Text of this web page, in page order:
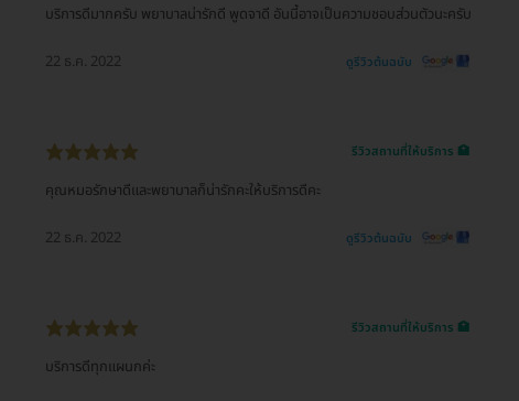
บริการดีมากครับ พยาบาลน่ารักดี พูดจาดี อันนี้อาจเป็นความชอบส่วนตัวนะครับ
22 ธ.ค. 2022 ดูรีวิวต้นฉบับ
รีวิวสถานที่ให้บริการ 🏥
คุณหมอรักษาดีและพยาบาลก็น่ารักคะให้บริการดีคะ
22 ธ.ค. 2022 ดูรีวิวต้นฉบับ
รีวิวสถานที่ให้บริการ 🏥
บริการดีทุกแผนกค่ะ